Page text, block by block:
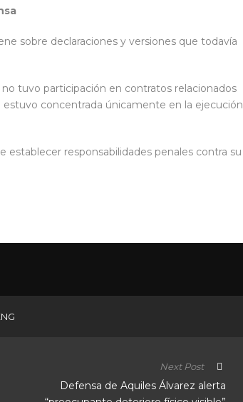
sobre declaraciones y versiones que todavía
tuvo participación en contratos relacionados
concentrada únicamente en la ejecución
establecer responsabilidades penales contra su
Next Post
Defensa de Aquiles Álvarez alerta